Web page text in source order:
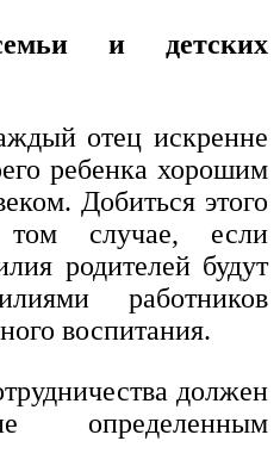
и детских
отец искренне
ребенка хорошим
Добиться этого
случае, если
родителей будут
работников
воспитания.
должен
определенным